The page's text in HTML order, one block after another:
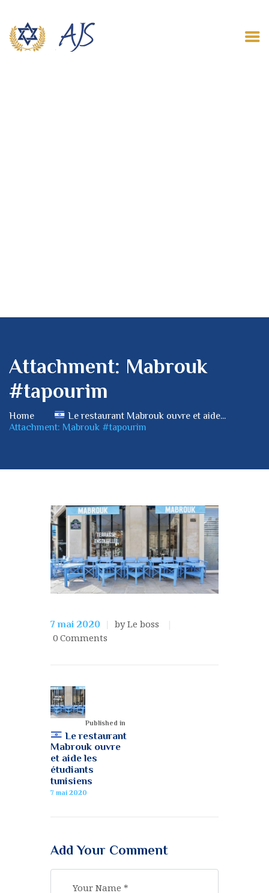
Attachment: Mabrouk
#tapourim
Home
Le restaurant Mabrouk ouvre et aide...
Attachment: Mabrouk #tapourim
7 mai 2020
by Le boss
0 Comments
Published in
Le restaurant
Mabrouk ouvre
et aide les
étudiants
tunisiens
7 mai 2020
Add Your Comment